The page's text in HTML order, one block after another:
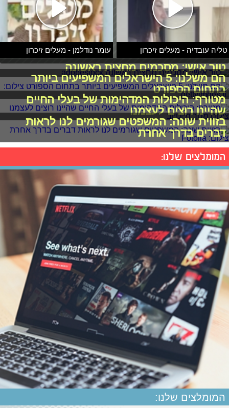
טליה עובדיה - מעלים זיכרון עומר נודלמן - מעלים זיכרון
טור אישי: מסכמים מחצית ראשונה
הם משלנו: 5 הישראלים המשפיעים ביותר
בתחום הספורט
מטורף: היכולות המדהימות של בעלי החיים
שהיינו רוצים לעצמנו
בזווית שונה: המשפטים שגורמים לנו לראות
דברים בדרך אחרת
המומלצים שלנו:
המומלצים שלנו: